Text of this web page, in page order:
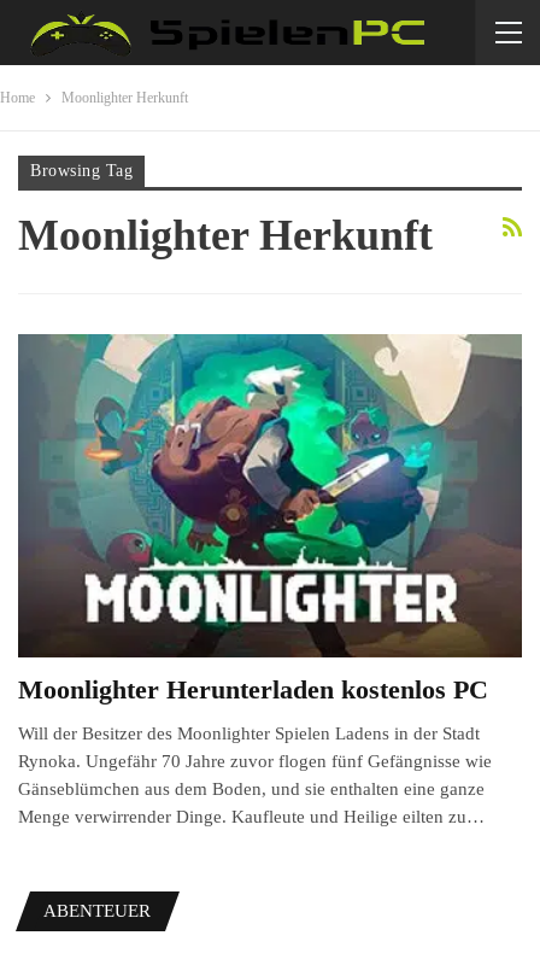
Home Moonlighter Herkunft
Browsing Tag
Moonlighter Herkunft
Moonlighter Herunterladen kostenlos PC
Will der Besitzer des Moonlighter Spielen Ladens in der Stadt
Rynoka. Ungefähr 70 Jahre zuvor flogen fünf Gefängnisse wie
Gänseblümchen aus dem Boden, und sie enthalten eine ganze
Menge verwirrender Dinge. Kaufleute und Heilige eilten zu…
ABENTEUER